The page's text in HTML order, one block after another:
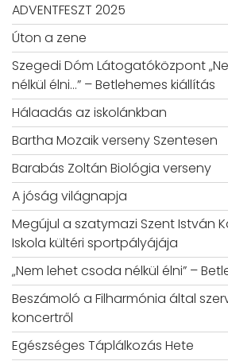
ADVENTFESZT 2025
Úton a zene
Szegedi Dóm Látogatóközpont
nélkül élni…” – Betlehemes kiállítás
Hálaadás az iskolánkban
Bartha Mozaik verseny Szentesen
Barabás Zoltán Biológia verseny
A jóság világnapja
Megújul a szatymazi Szent István
Iskola kültéri sportpályájája
„Nem lehet csoda nélkül élni” –
Beszámoló a Filharmónia által
koncertről
Egészséges Táplálkozás Hete